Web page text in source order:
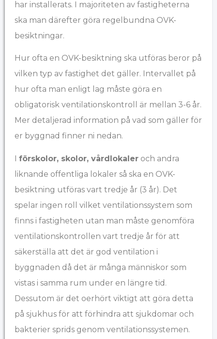
har installerats. I majoriteten av fastigheterna
ska man därefter göra regelbundna OVK-
besiktningar.
Hur ofta en OVK-besiktning ska utföras beror på
vilken typ av fastighet det gäller. Intervallet på
hur ofta man enligt lag måste göra en
obligatorisk ventilationskontroll är mellan 3-6 år.
Mer detaljerad information på vad som gäller för
er byggnad finner ni nedan.
I förskolor, skolor, vårdlokaler och andra
liknande offentliga lokaler så ska en OVK-
besiktning utföras vart tredje år (3 år). Det
spelar ingen roll vilket ventilationssystem som
finns i fastigheten utan man måste genomföra
ventilationskontrollen vart tredje år för att
säkerställa att det är god ventilation i
byggnaden då det är många människor som
vistas i samma rum under en längre tid.
Dessutom är det oerhört viktigt att göra detta
på sjukhus för att förhindra att sjukdomar och
bakterier sprids genom ventilationssystemen.